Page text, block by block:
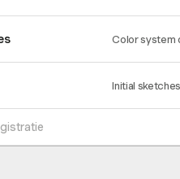
Color system
Initial